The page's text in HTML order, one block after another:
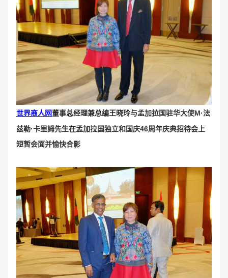
世界商人网董事总经理兼总编王晓玲与孟加拉国驻华大使M·法
兹勒·卡里姆先生在孟加拉国独立和国庆46周年庆典招待会上
短暂会面并愉快合影